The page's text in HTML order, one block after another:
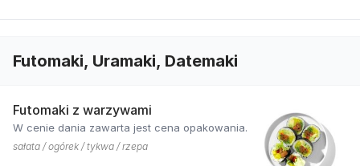
Futomaki, Uramaki, Datemaki
Futomaki z warzywami
W cenie dania zawarta jest cena opakowania.
sałata / ogórek / tykwa / rzepa